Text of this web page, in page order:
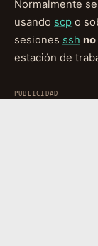
Normalmente
usando scp o
sesiones ssh
estación de